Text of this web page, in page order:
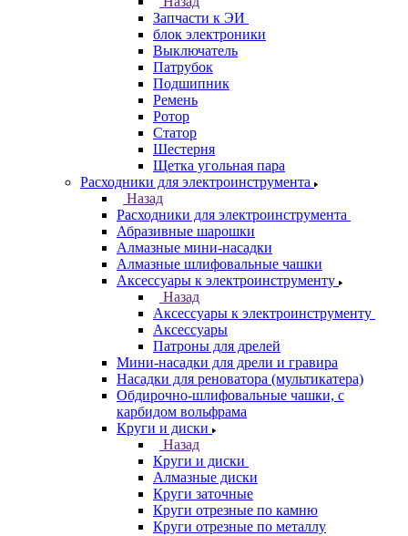
Запчасти к ЭИ
блок электроники
Выключатель
Патрубок
Подшипник
Ремень
Ротор
Статор
Шестерня
Щетка угольная пара
Расходники для электроинструмента
Назад
Расходники для электроинструмента
Абразивные шарошки
Алмазные мини-насадки
Алмазные шлифовальные чашки
Аксессуары к электроинструменту
Назад
Аксессуары к электроинструменту
Аксессуары
Патроны для дрелей
Мини-насадки для дрели и гравира
Насадки для реноватора (мультикатера)
Обдирочно-шлифовальные чашки, с
карбидом вольфрама
Круги и диски
Назад
Круги и диски
Алмазные диски
Круги заточные
Круги отрезные по камню
Круги отрезные по металлу